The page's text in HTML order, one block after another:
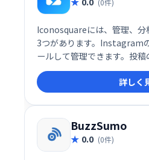
(0件)
Iconosquareには、管理、分
3つがあります。Instagram
ールして管理できます。投
したいときにIconosquare
詳しく
BuzzSumo
0.0 (0件)